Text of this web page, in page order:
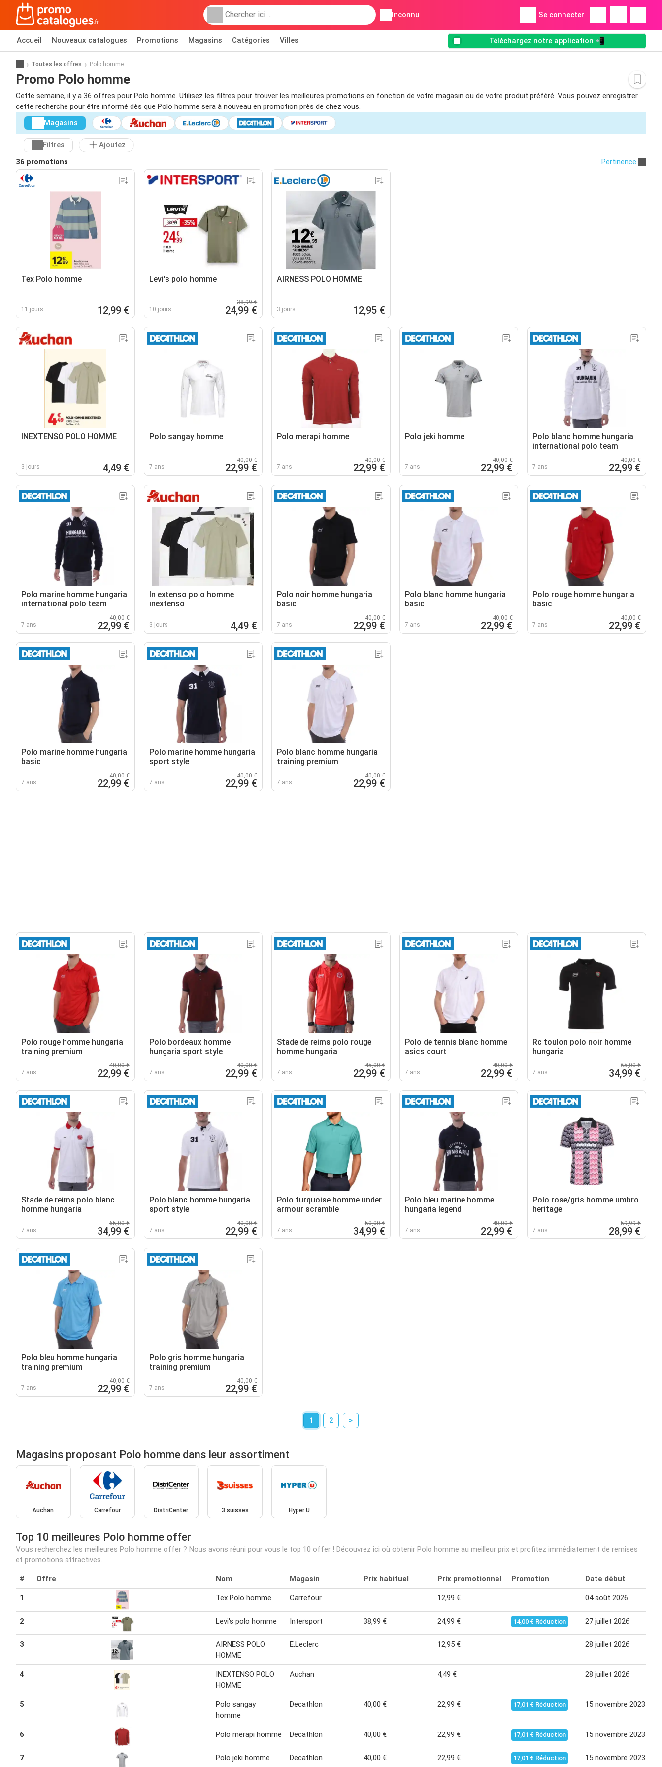
Inconnu Se connecter
Accueil Nouveaux catalogues Promotions Magasins Catégories Villes Téléchargez notre application 📲
Toutes les offres Polo homme
Promo Polo homme
Cette semaine, il y a 36 offres pour Polo homme. Utilisez les filtres pour trouver les meilleures promotions en fonction de votre magasin ou de votre produit préféré. Vous pouvez enregistrer
cette recherche pour être informé dès que Polo homme sera à nouveau en promotion près de chez vous.
Magasins
Filtres
Ajoutez
36 promotions
Pertinence
Tex Polo homme
11 jours 12,99 €
Levi's polo homme
10 jours
38,99 €
24,99 €
AIRNESS POLO HOMME
3 jours 12,95 €
INEXTENSO POLO HOMME
3 jours 4,49 €
Polo sangay homme
7 ans
40,00 €
22,99 €
Polo merapi homme
7 ans
40,00 €
22,99 €
Polo jeki homme
7 ans
40,00 €
22,99 €
Polo blanc homme hungaria
international polo team
7 ans
40,00 €
22,99 €
Polo marine homme hungaria
international polo team
7 ans
40,00 €
22,99 €
In extenso polo homme
inextenso
3 jours 4,49 €
Polo noir homme hungaria
basic
7 ans
40,00 €
22,99 €
Polo blanc homme hungaria
basic
7 ans
40,00 €
22,99 €
Polo rouge homme hungaria
basic
7 ans
40,00 €
22,99 €
Polo marine homme hungaria
basic
7 ans
40,00 €
22,99 €
Polo marine homme hungaria
sport style
7 ans
40,00 €
22,99 €
Polo blanc homme hungaria
training premium
7 ans
40,00 €
22,99 €
Polo rouge homme hungaria
training premium
7 ans
40,00 €
22,99 €
Polo bordeaux homme
hungaria sport style
7 ans
40,00 €
22,99 €
Stade de reims polo rouge
homme hungaria
7 ans
45,00 €
22,99 €
Polo de tennis blanc homme
asics court
7 ans
40,00 €
22,99 €
Rc toulon polo noir homme
hungaria
7 ans
65,00 €
34,99 €
Stade de reims polo blanc
homme hungaria
7 ans
65,00 €
34,99 €
Polo blanc homme hungaria
sport style
7 ans
40,00 €
22,99 €
Polo turquoise homme under
armour scramble
7 ans
50,00 €
34,99 €
Polo bleu marine homme
hungaria legend
7 ans
40,00 €
22,99 €
Polo rose/gris homme umbro
heritage
7 ans
59,99 €
28,99 €
Polo bleu homme hungaria
training premium
7 ans
40,00 €
22,99 €
Polo gris homme hungaria
training premium
7 ans
40,00 €
22,99 €
1 2 >
Magasins proposant Polo homme dans leur assortiment
Auchan Carrefour DistriCenter 3 suisses Hyper U
Top 10 meilleures Polo homme offer
Vous recherchez les meilleures Polo homme offer ? Nous avons réuni pour vous le top 10 offer ! Découvrez ici où obtenir Polo homme au meilleur prix et profitez immédiatement de remises
et promotions attractives.
# Offre Nom Magasin Prix habituel Prix promotionnel Promotion Date début
1 Tex Polo homme Carrefour 12,99 € 04 août 2026
2 Levi's polo homme Intersport 38,99 € 24,99 € 14,00 € Réduction 27 juillet 2026
3
AIRNESS POLO
HOMME
E.Leclerc 12,95 € 28 juillet 2026
4
INEXTENSO POLO
HOMME
Auchan 4,49 € 28 juillet 2026
5
Polo sangay
homme
Decathlon 40,00 € 22,99 € 17,01 € Réduction 15 novembre 2023
6 Polo merapi homme Decathlon 40,00 € 22,99 € 17,01 € Réduction 15 novembre 2023
7 Polo jeki homme Decathlon 40,00 € 22,99 € 17,01 € Réduction 15 novembre 2023